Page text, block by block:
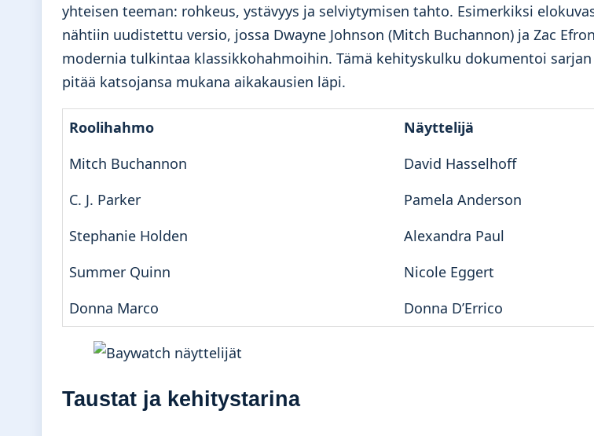
yhteisen teeman: rohkeus, ystävyys ja selviytymisen tahto. Esimerkiksi
nähtiin uudistettu versio, jossa Dwayne Johnson (Mitch Buchannon) ja Zac
modernia tulkintaa klassikkohahmoihin. Tämä kehityskulku dokumentoi
pitää katsojansa mukana aikakausien läpi.
Roolihahmo
Näyttelijä
Mitch Buchannon
David Hasselhoff
C. J. Parker
Pamela Anderson
Stephanie Holden
Alexandra Paul
Summer Quinn
Nicole Eggert
Donna Marco
Donna D’Errico
Taustat ja kehitystarina